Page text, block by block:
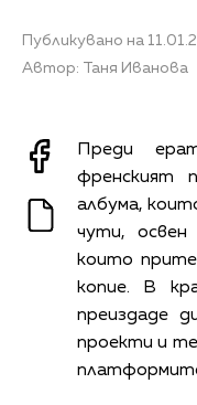
Публикувано на
Автор: Таня Иванова
Преди
френският
албума,
чути,
които
копие. В
преиздаде
проекти и